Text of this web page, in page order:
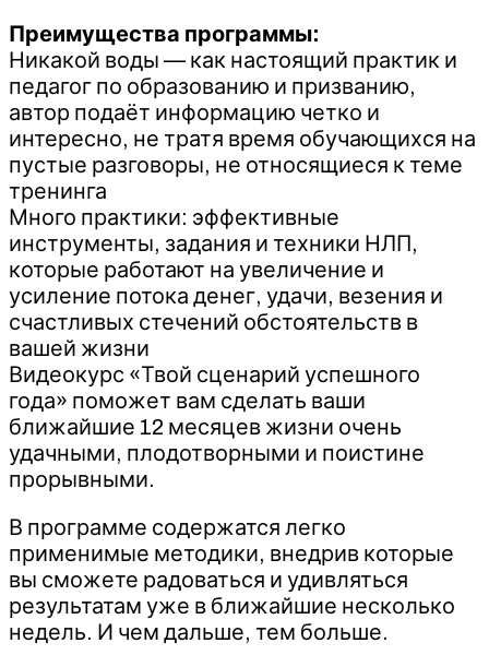
Преимущества программы:
Никакой воды — как настоящий практик и
педагог по образованию и призванию,
автор подаёт информацию четко и
интересно, не тратя время обучающихся на
пустые разговоры, не относящиеся к теме
тренинга
Много практики: эффективные
инструменты, задания и техники НЛП,
которые работают на увеличение и
усиление потока денег, удачи, везения и
счастливых стечений обстоятельств в
вашей жизни
Видеокурс «Твой сценарий успешного
года» поможет вам сделать ваши
ближайшие 12 месяцев жизни очень
удачными, плодотворными и поистине
прорывными.
В программе содержатся легко
применимые методики, внедрив которые
вы сможете радоваться и удивляться
результатам уже в ближайшие несколько
недель. И чем дальше, тем больше.